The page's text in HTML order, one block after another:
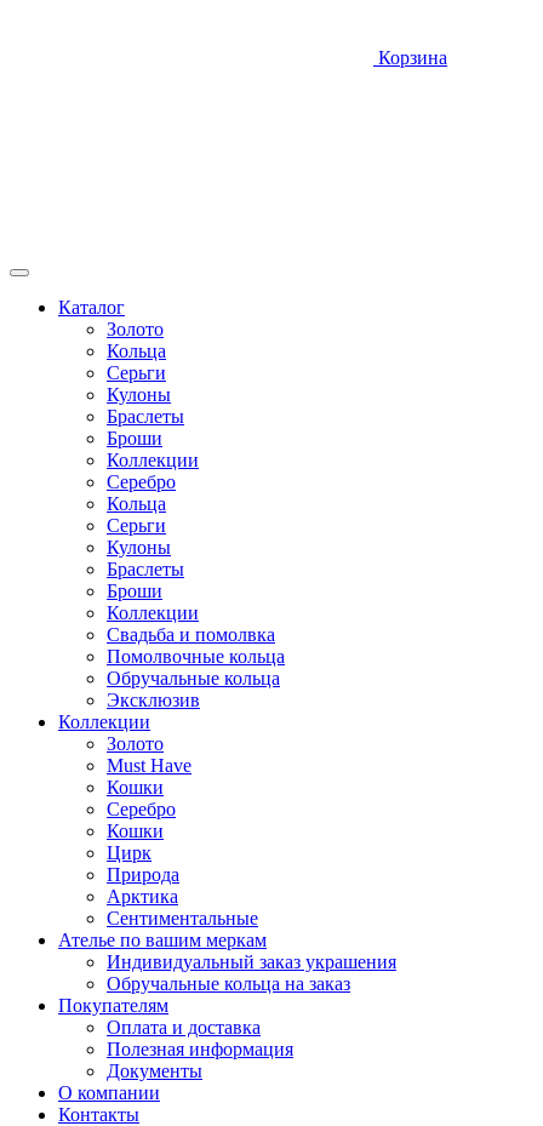
Корзина
Каталог
Золото
Кольца
Серьги
Кулоны
Браслеты
Броши
Коллекции
Серебро
Кольца
Серьги
Кулоны
Браслеты
Броши
Коллекции
Свадьба и помолвка
Помолвочные кольца
Обручальные кольца
Эксклюзив
Коллекции
Золото
Must Have
Кошки
Серебро
Кошки
Цирк
Природа
Арктика
Сентиментальные
Ателье по вашим меркам
Индивидуальный заказ украшения
Обручальные кольца на заказ
Покупателям
Оплата и доставка
Полезная информация
Документы
О компании
Контакты